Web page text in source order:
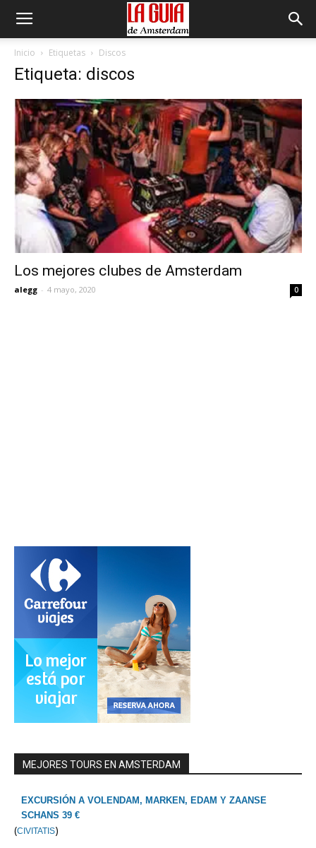
Inicio Etiquetas Discos
Etiqueta: discos
Los mejores clubes de Amsterdam
alegg - 4 mayo, 2020 0
MEJORES TOURS EN AMSTERDAM
EXCURSIÓN A VOLENDAM, MARKEN, EDAM Y ZAANSE
SCHANS 39 €
(CIVITATIS)